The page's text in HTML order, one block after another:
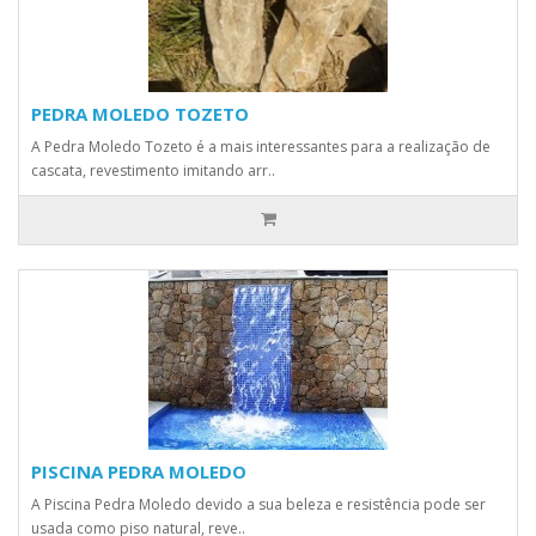
PEDRA MOLEDO TOZETO
A Pedra Moledo Tozeto é a mais interessantes para a realização de
cascata, revestimento imitando arr..
PISCINA PEDRA MOLEDO
A Piscina Pedra Moledo devido a sua beleza e resistência pode ser
usada como piso natural, reve..